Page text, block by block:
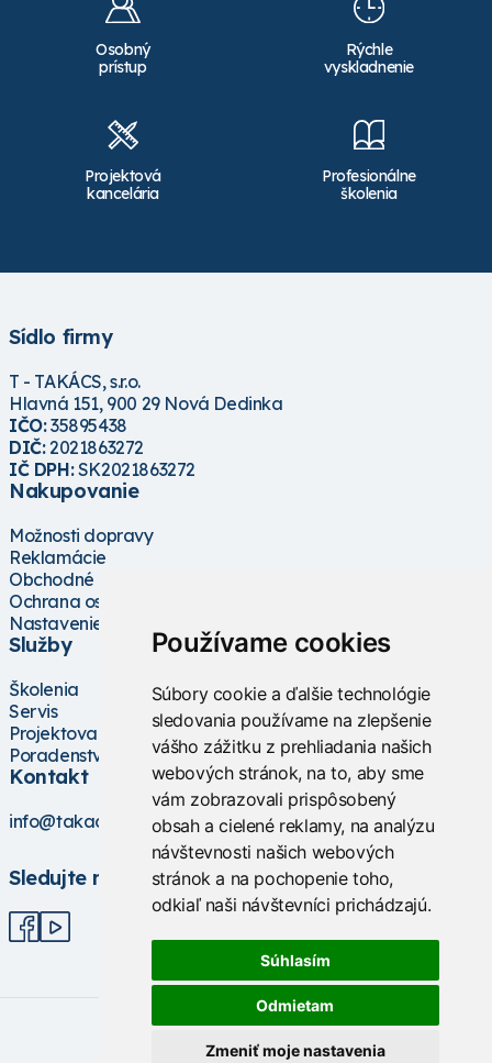
Používame cookies
Súbory cookie a ďalšie technológie
sledovania používame na zlepšenie
vášho zážitku z prehliadania našich
webových stránok, na to, aby sme
vám zobrazovali prispôsobený
obsah a cielené reklamy, na analýzu
návštevnosti našich webových
stránok a na pochopenie toho,
odkiaľ naši návštevníci prichádzajú.
Súhlasím
Odmietam
Zmeniť moje nastavenia
Osobný
prístup
Rýchle
vyskladnenie
Projektová
kancelária
Profesionálne
školenia
Sídlo firmy
T - TAKÁCS, s.r.o.
Hlavná 151, 900 29 Nová Dedinka
IČO:35895438
DIČ:2021863272
IČ DPH:SK2021863272
Nakupovanie
Možnosti dopravy
Reklamácie
Obchodné podmienky
Ochrana osobných údajov
Nastavenie cookies
Služby
Školenia
Servis
Projektovanie
Poradenstvo
Kontakt
info@takacs.sk
Sledujte nás